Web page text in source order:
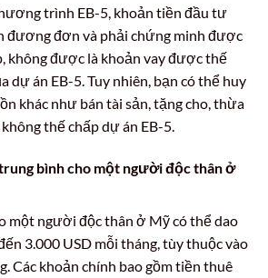
trình EB-5, khoản tiền đầu tư
đương đơn và phải chứng minh được
không được là khoản vay được thế
dự án EB-5. Tuy nhiên, bạn có thể huy
khác như bán tài sản, tặng cho, thừa
thế chấp dự án EB-5.
bình cho một người độc thân ở
một người độc thân ở Mỹ có thể dao
3.000 USD mỗi tháng, tùy thuộc vào
Các khoản chính bao gồm tiền thuê